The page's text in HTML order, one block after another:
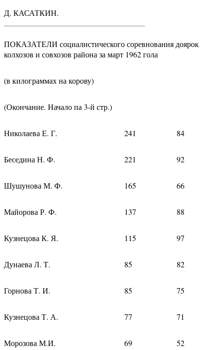
Д. КАСАТКИН.
ПОКАЗАТЕЛИ социалистического соревнования доярок
колхозов и совхозов района за март 1962 гола
(в килограммах на корову)
(Окончание. Начало па 3-й стр.)
Николаева Е. Г. 241 84
Беседина Н. Ф. 221 92
Шушунова М. Ф. 165 66
Майорова Р. Ф. 137 88
Кузнецова К. Я. 115 97
Дунаева Л. Т. 85 82
Горнова Т. И. 85 75
Кузнецова Т. А. 77 71
Морозова М.И. 69 52